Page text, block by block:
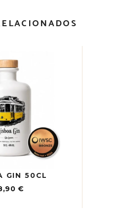
GIN 50CL
€